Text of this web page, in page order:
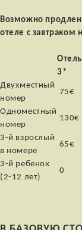
Возможно
отеле с завтраком
Отель
3*
Двухместный
номер
75€
Одноместный
номер
130€
3-й взрослый
в номере
65€
3-й ребенок
(2-12 лет)
0